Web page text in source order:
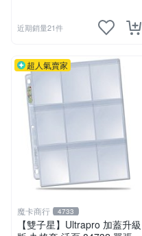
近期銷量21件
超人氣賣家
魔卡商行 4733
【雙子星】Ultrapro 加蓋升級